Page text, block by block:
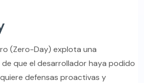
(Zero-Day) explota una
que el desarrollador haya podido
defensas proactivas y